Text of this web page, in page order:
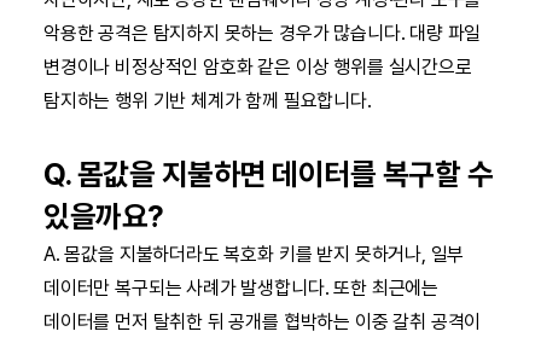
악용한 공격은 탐지하지 못하는 경우가 많습니다. 대량 파일
변경이나 비정상적인 암호화 같은 이상 행위를 실시간으로
탐지하는 행위 기반 체계가 함께 필요합니다.
Q. 몸값을 지불하면 데이터를 복구할 수
있을까요?
A. 몸값을 지불하더라도 복호화 키를 받지 못하거나, 일부
데이터만 복구되는 사례가 발생합니다. 또한 최근에는
데이터를 먼저 탈취한 뒤 공개를 협박하는 이중 갈취 공격이